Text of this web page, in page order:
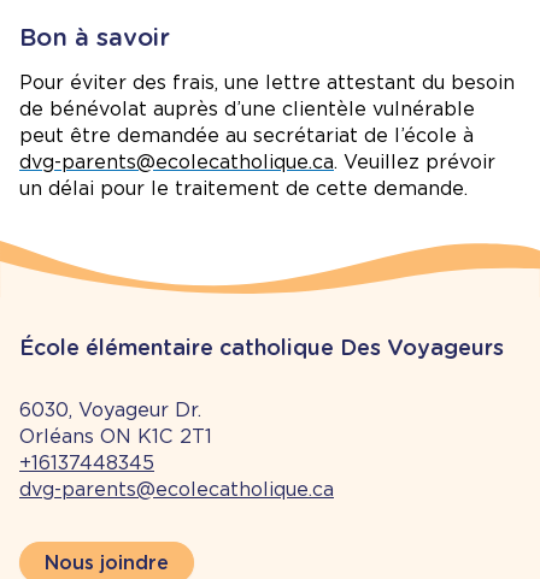
Bon à savoir
Pour éviter des frais, une lettre attestant du besoin
de bénévolat auprès d’une clientèle vulnérable
peut être demandée au secrétariat de l’école à
dvg-parents@ecolecatholique.ca. Veuillez prévoir
un délai pour le traitement de cette demande.
École élémentaire catholique Des Voyageurs
6030, Voyageur Dr.
Orléans ON K1C 2T1
+16137448345
dvg-parents@ecolecatholique.ca
Nous joindre